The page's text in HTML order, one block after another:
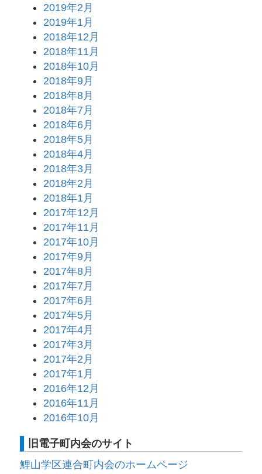
2019年2月
2019年1月
2018年12月
2018年11月
2018年10月
2018年9月
2018年8月
2018年7月
2018年6月
2018年5月
2018年4月
2018年3月
2018年2月
2018年1月
2017年12月
2017年11月
2017年10月
2017年9月
2017年8月
2017年7月
2017年6月
2017年5月
2017年4月
2017年3月
2017年2月
2017年1月
2016年12月
2016年11月
2016年10月
旧電子町内会のサイト
鯉山学区連合町内会のホームページ